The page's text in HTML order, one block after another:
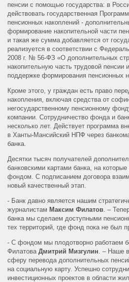
пенсии с помощью государства: в
действовать государственная
пенсионных накоплений -
формирование накопительной части
и такая же сумма добавляется от
реализуется в соответствии с
2008 г. № 56-ФЗ «О дополнительных
накопительную часть трудовой пенсии
поддержке формирования пенсионных
Кроме этого, у граждан есть право
накопления, включая средства от
негосударственному пенсионному
компании. Сотрудничество фонда и
несколько лет. Действует программа
в Ханты-Мансийский НПФ через
банка.
Десятки тысяч получателей
банковскими картами банка, на
фондом. С подписанием договора
новый качественный этап.
- Банк давно является нашим
журналистам Максим Филатов . –
банка мы сделаем доступными
тех территорий, где фонд пока не был
- С фондом мы плодотворно работаем
Филатова Дмитрий Мизгулин . – Наше
сферу перевода дополнительных
на социальную карту. Успешно
инвестиционных проектов в области